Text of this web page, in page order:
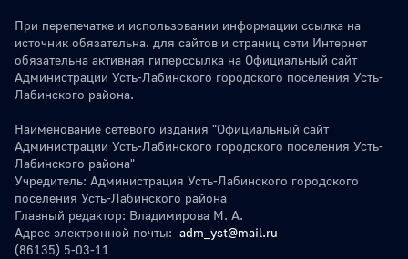
При перепечатке и использовании информации ссылка на
источник обязательна. для сайтов и страниц сети Интернет
обязательна активная гиперссылка на Официальный сайт
Администрации Усть-Лабинского городского поселения Усть-
Лабинского района.
Наименование сетевого издания "Официальный сайт
Администрации Усть-Лабинского городского поселения Усть-
Лабинского района"
Учредитель: Администрация Усть-Лабинского городского
поселения Усть-Лабинского района
Главный редактор: Владимирова М. А.
Адрес электронной почты: adm_yst@mail.ru
(86135) 5-03-11